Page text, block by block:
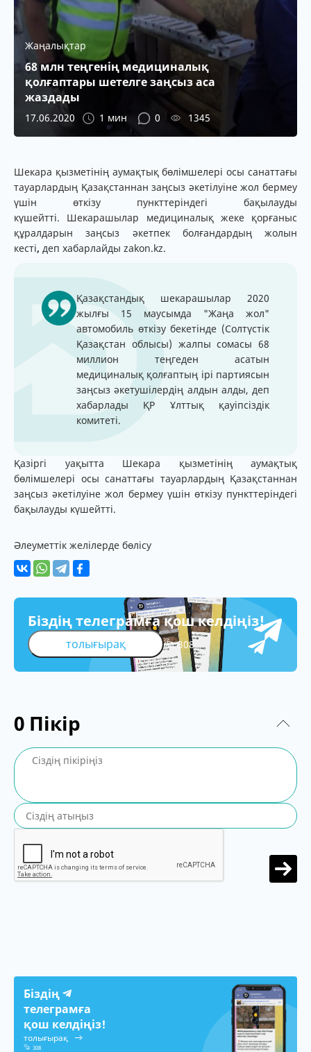
Жаңалықтар
68 млн теңгенің медициналық
қолғаптары шетелге заңсыз аса
жаздады
17.06.2020 1 мин 0 1345
Шекара қызметінің аумақтық бөлімшелері осы санаттағы
тауарлардың Қазақстаннан заңсыз әкетілуіне жол бермеу
үшін өткізу пункттеріндегі бақылауды
күшейтті. Шекарашылар медициналық жеке қорғаныс
құралдарын заңсыз әкетпек болғандардың жолын
кесті, деп хабарлайды zakon.kz.
Қазақстандық шекарашылар 2020
жылғы 15 маусымда "Жаңа жол"
автомобиль өткізу бекетінде (Солтүстік
Қазақстан облысы) жалпы сомасы 68
миллион теңгеден асатын
медициналық қолғаптың ірі партиясын
заңсыз әкетушілердің алдын алды, деп
хабарлады ҚР Ұлттық қауіпсіздік
комитеті.
Қазіргі уақытта Шекара қызметінің аумақтық
бөлімшелері осы санаттағы тауарлардың Қазақстаннан
заңсыз әкетілуіне жол бермеу үшін өткізу пункттеріндегі
бақылауды күшейтті.
Әлеуметтік желілерде бөлісу
Біздің телеграмға қош келдіңіз!
толығырақ 308
0 Пікір
Біздің
телеграмға
қош келдіңіз!
толығырақ
308